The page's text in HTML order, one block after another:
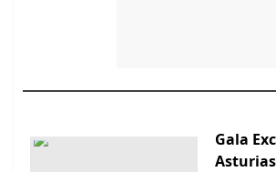
Gala